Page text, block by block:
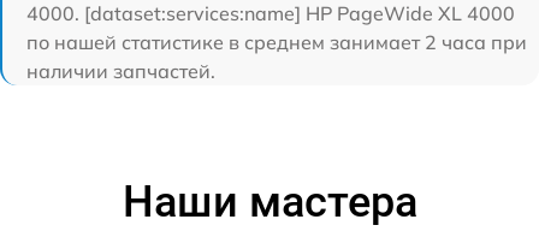
4000. [dataset:services:name] HP PageWide XL 4000
по нашей статистике в среднем занимает 2 часа при
наличии запчастей.
Наши мастера